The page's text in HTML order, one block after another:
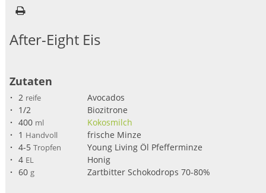
After-Eight Eis
Zutaten
2 reife
Avocados
1/2
Biozitrone
400 ml
Kokosmilch
1 Handvoll
frische Minze
4-5 Tropfen
Young Living Öl Pfefferminze
4 EL
Honig
60 g Zartbitter Schokodrops 70-80%